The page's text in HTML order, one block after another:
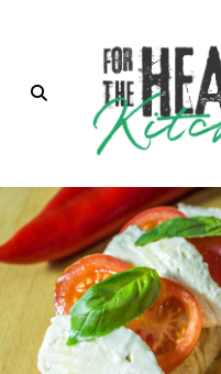
for the
Hearts
Kitchen |
die
Küche